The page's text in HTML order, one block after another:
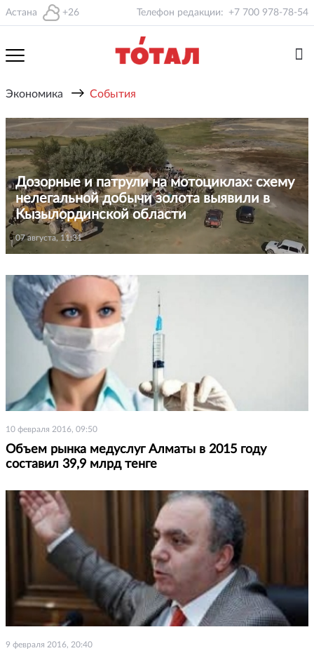
Астана +26 Телефон редакции: +7 700 978-78-54
Экономика → События
Дозорные и патрули на мотоциклах: схему
нелегальной добычи золота выявили в
Кызылординской области
07 августа, 11:31
10 февраля 2016, 09:50
Объем рынка медуслуг Алматы в 2015 году
составил 39,9 млрд тенге
9 февраля 2016, 20:40